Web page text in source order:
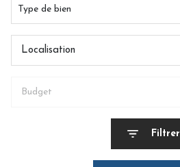
Type de bien
Localisation
Budget
Filtrer